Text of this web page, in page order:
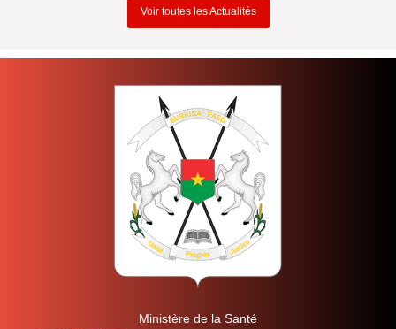
Voir toutes les Actualités
Ministère de la Santé